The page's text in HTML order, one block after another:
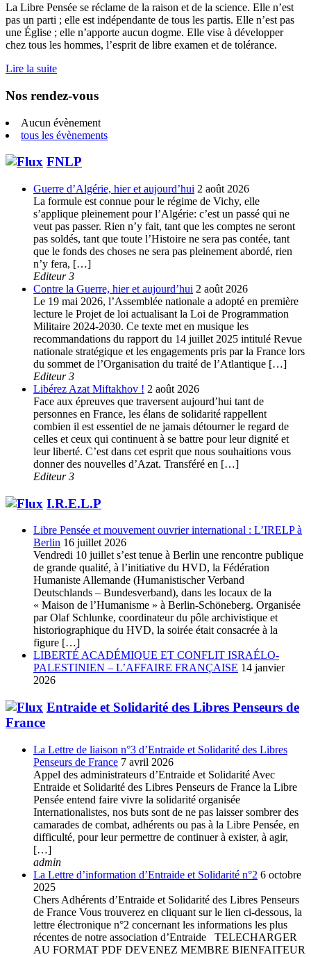
La Libre Pensée se réclame de la raison et de la science. Elle n’est
pas un parti ; elle est indépendante de tous les partis. Elle n’est pas
une Église ; elle n’apporte aucun dogme. Elle vise à développer
chez tous les hommes, l’esprit de libre examen et de tolérance.
Lire la suite
Nos rendez-vous
Aucun évènement
tous les évènements
FNLP
Guerre d’Algérie, hier et aujourd’hui 2 août 2026
La formule est connue pour le régime de Vichy, elle
s’applique pleinement pour l’Algérie: c’est un passé qui ne
veut pas passer. Rien n’y fait, tant que les comptes ne seront
pas soldés, tant que toute l’Histoire ne sera pas contée, tant
que le fonds des choses ne sera pas pleinement abordé, rien
n’y fera, […]
Editeur 3
Contre la Guerre, hier et aujourd’hui 2 août 2026
Le 19 mai 2026, l’Assemblée nationale a adopté en première
lecture le Projet de loi actualisant la Loi de Programmation
Militaire 2024-2030. Ce texte met en musique les
recommandations du rapport du 14 juillet 2025 intitulé Revue
nationale stratégique et les engagements pris par la France lors
du sommet de l’Organisation du traité de l’Atlantique […]
Editeur 3
Libérez Azat Miftakhov ! 2 août 2026
Face aux épreuves que traversent aujourd’hui tant de
personnes en France, les élans de solidarité rappellent
combien il est essentiel de ne jamais détourner le regard de
celles et ceux qui continuent à se battre pour leur dignité et
leur liberté. C’est dans cet esprit que nous souhaitions vous
donner des nouvelles d’Azat. Transféré en […]
Editeur 3
I.R.E.L.P
Libre Pensée et mouvement ouvrier international : L’IRELP à
Berlin 16 juillet 2026
Vendredi 10 juillet s’est tenue à Berlin une rencontre publique
de grande qualité, à l’initiative du HVD, la Fédération
Humaniste Allemande (Humanistischer Verband
Deutschlands – Bundesverband), dans les locaux de la
« Maison de l’Humanisme » à Berlin-Schöneberg. Organisée
par Olaf Schlunke, coordinateur du pôle archivistique et
historiographique du HVD, la soirée était consacrée à la
figure […]
LIBERTÉ ACADÉMIQUE ET CONFLIT ISRAÉLO-
PALESTINIEN – L’AFFAIRE FRANÇAISE 14 janvier
2026
Entraide et Solidarité des Libres Penseurs de
France
La Lettre de liaison n°3 d’Entraide et Solidarité des Libres
Penseurs de France 7 avril 2026
Appel des administrateurs d’Entraide et Solidarité Avec
Entraide et Solidarité des Libres Penseurs de France la Libre
Pensée entend faire vivre la solidarité organisée
Internationalistes, nos buts sont de ne pas laisser sombrer des
camarades de combat, adhérents ou pas à la Libre Pensée, en
difficulté, pour leur permettre de continuer à exister, à agir,
[…]
admin
La Lettre d’information d’Entraide et Solidarité n°2 6 octobre
2025
Chers Adhérents d’Entraide et Solidarité des Libres Penseurs
de France Vous trouverez en cliquant sur le lien ci-dessous, la
lettre électronique n°2 concernant les informations les plus
récentes de notre association d’Entraide TELECHARGER
AU FORMAT PDF DEVENEZ MEMBRE BIENFAITEUR